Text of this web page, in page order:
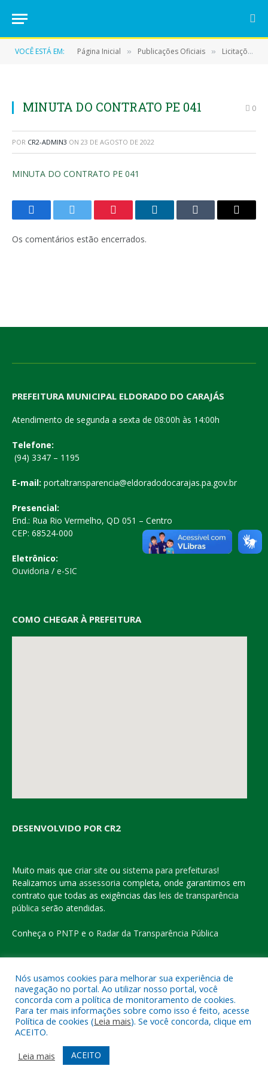
VOCÊ ESTÁ EM: Página Inicial » Publicações Oficiais » Licitações
MINUTA DO CONTRATO PE 041 0
POR CR2-ADMIN3 ON 23 DE AGOSTO DE 2022
MINUTA DO CONTRATO PE 041
FacebookTwitter Pinterest LinkedInTumblr
E-
Os comentários estão encerrados.
PREFEITURA MUNICIPAL ELDORADO DO CARAJÁS
Atendimento de segunda a sexta de 08:00h às 14:00h
Telefone:
(94) 3347 – 1195
E-mail: portaltransparencia@eldoradodocarajas.pa.gov.br
Presencial:
End.: Rua Rio Vermelho, QD 051 – Centro
CEP: 68524-000
Eletrônico:
Ouvidoria / e-SIC
COMO CHEGAR À PREFEITURA
DESENVOLVIDO POR CR2
Muito mais que criar site ou sistema para prefeituras!
Realizamos uma assessoria completa, onde garantimos em
contrato que todas as exigências das leis de transparência
pública serão atendidas.
Conheça o PNTP e o Radar da Transparência Pública
Todos os direitos reservados a Prefeitura Municipal de Eldorado
do Carajás
Mapa do Site
Acessar o Webmail
Nós usamos cookies para melhorar sua experiência de
navegação no portal. Ao utilizar nosso portal, você
concorda com a política de monitoramento de cookies.
Para ter mais informações sobre como isso é feito, acesse
Política de cookies (Leia mais). Se você concorda, clique em
ACEITO.
Leia mais
ACEITO